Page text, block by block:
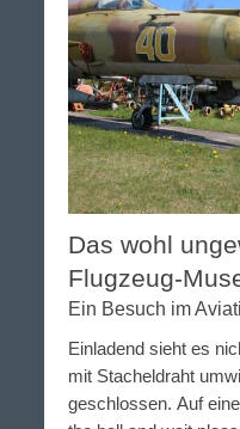
Das wohl
Flugzeug-
Ein Besuch im
Einladend sieht es
mit Stacheldraht
geschlossen. Auf